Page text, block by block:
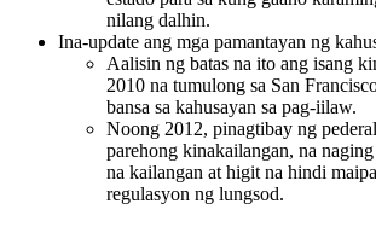
nilang dalhin.
Ina-update ang mga pamantayan ng
Aalisin ng batas na ito ang isang
2010 na tumulong sa San
bansa sa kahusayan sa pag-iilaw.
Noong 2012, pinagtibay ng
parehong kinakailangan, na
na kailangan at higit na hindi
regulasyon ng lungsod.